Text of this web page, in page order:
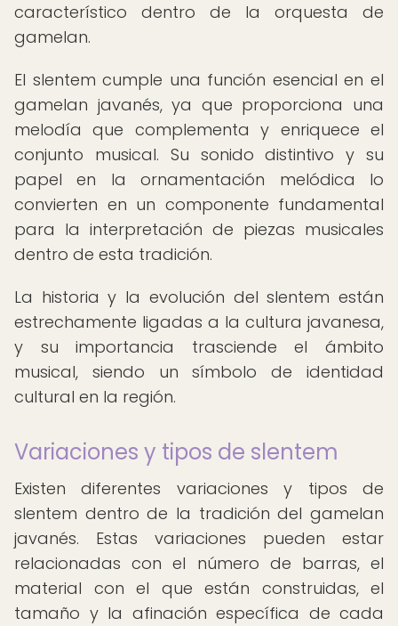
característico dentro de la orquesta de
gamelan.
El slentem cumple una función esencial en el
gamelan javanés, ya que proporciona una
melodía que complementa y enriquece el
conjunto musical. Su sonido distintivo y su
papel en la ornamentación melódica lo
convierten en un componente fundamental
para la interpretación de piezas musicales
dentro de esta tradición.
La historia y la evolución del slentem están
estrechamente ligadas a la cultura javanesa,
y su importancia trasciende el ámbito
musical, siendo un símbolo de identidad
cultural en la región.
Variaciones y tipos de slentem
Existen diferentes variaciones y tipos de
slentem dentro de la tradición del gamelan
javanés. Estas variaciones pueden estar
relacionadas con el número de barras, el
material con el que están construidas, el
tamaño y la afinación específica de cada